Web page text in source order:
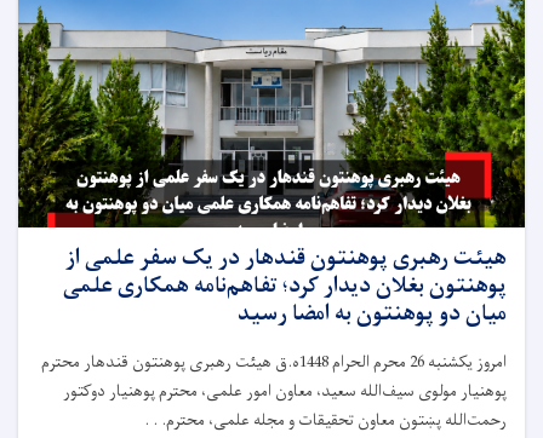
هیئت رهبری پوهنتون قندهار در یک سفر علمی از
پوهنتون بغلان دیدار کرد؛ تفاهم‌نامه همکاری علمی
میان دو پوهنتون به امضا رسید
امروز یکشنبه 26 محرم الحرام 1448ه.ق هیئت رهبری پوهنتون قندهار محترم
پوهنیار مولوی سیف‌الله سعید، معاون امور علمی، محترم پوهنیار دوکتور
رحمت‌الله پښتون معاون تحقیقات و مجله علمی، محترم. . .